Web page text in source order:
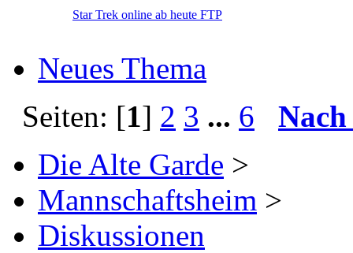
Star Trek online ab heute FTP
Neues Thema
Seiten: [1] 2 3 ... 6
Die Alte Garde >
Mannschaftsheim >
Diskussionen